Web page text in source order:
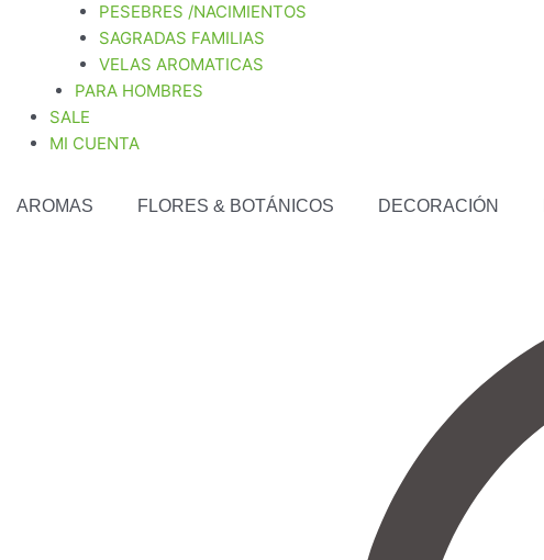
PESEBRES /NACIMIENTOS
SAGRADAS FAMILIAS
VELAS AROMATICAS
PARA HOMBRES
SALE
MI CUENTA
AROMAS FLORES & BOTÁNICOS DECORACIÓN